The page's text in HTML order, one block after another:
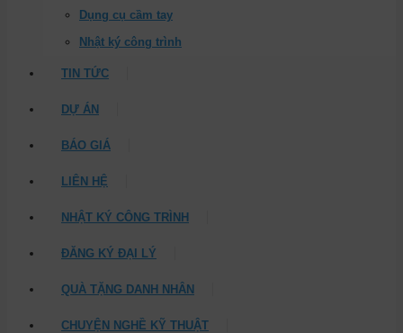
Dụng cụ cầm tay
Nhật ký công trình
TIN TỨC
DỰ ÁN
BÁO GIÁ
LIÊN HỆ
NHẬT KÝ CÔNG TRÌNH
ĐĂNG KÝ ĐẠI LÝ
QUÀ TẶNG DANH NHÂN
CHUYỆN NGHỀ KỸ THUẬT